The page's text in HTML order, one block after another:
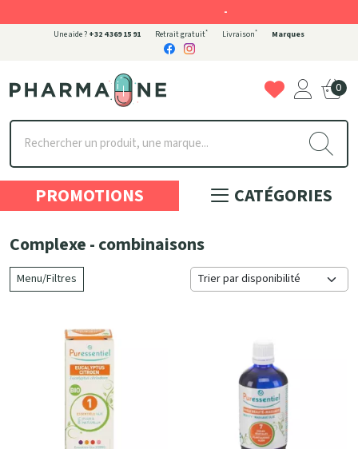
Une aide ? +32 4 369 15 91 Retrait gratuit* Livraison* Marques
Pharmaone Votre pharmacie en ligne à votre service
0
PROMOTIONS
CATÉGORIES
Complexe - combinaisons
Menu/Filtres